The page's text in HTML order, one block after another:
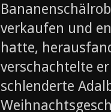
verkaufen und
hatte,
verschachtelte
schlenderte